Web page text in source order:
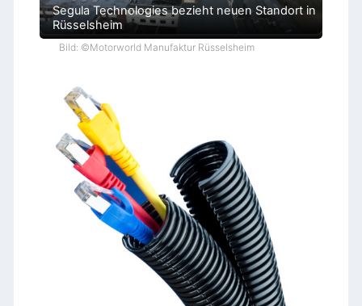
Segula Technologies bezieht neuen Standort in
Rüsselsheim
Bild: ©Motorworld Manufaktur Rüsselsheim